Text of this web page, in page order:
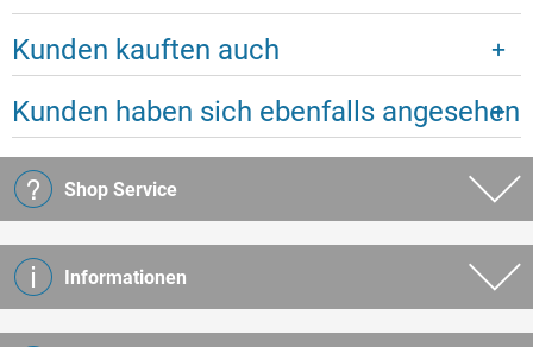
Kunden kauften auch
Kunden haben sich ebenfalls angesehen
Shop Service
Informationen